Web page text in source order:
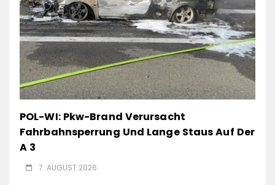
POL-WI: Pkw-Brand Verursacht
Fahrbahnsperrung Und Lange Staus Auf Der
A 3
7. AUGUST 2026